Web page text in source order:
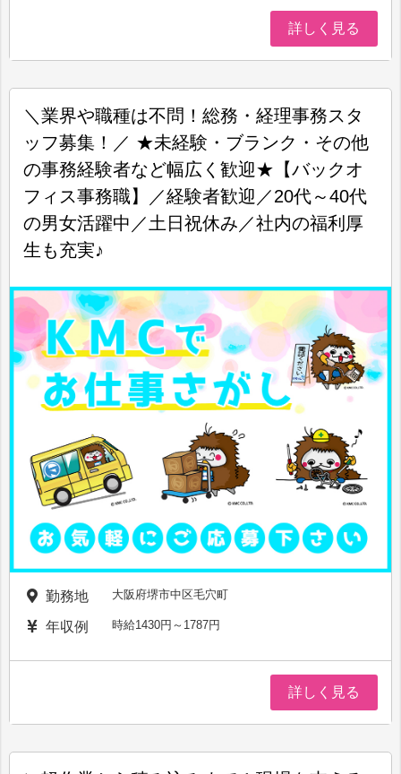
詳しく見る
＼業界や職種は不問！総務・経理事務スタ
ッフ募集！／ ★未経験・ブランク・その他
の事務経験者など幅広く歓迎★【バックオ
フィス事務職】／経験者歓迎／20代～40代
の男女活躍中／土日祝休み／社内の福利厚
生も充実♪
勤務地 大阪府堺市中区毛穴町
年収例 時給1430円～1787円
詳しく見る